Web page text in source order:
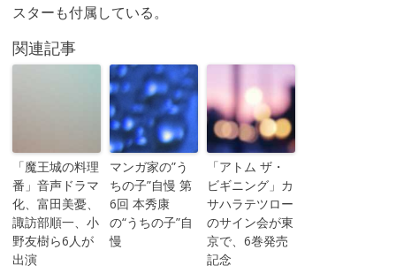
スターも付属している。
関連記事
「魔王城の料理
番」音声ドラマ
化、富田美憂、
諏訪部順一、小
野友樹ら6人が
出演
マンガ家の”う
ちの子”自慢 第
6回 本秀康
の“うちの子”自
慢
「アトム ザ・
ビギニング」カ
サハラテツロー
のサイン会が東
京で、6巻発売
記念